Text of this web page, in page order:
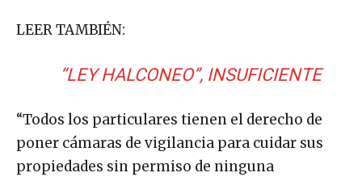
LEER TAMBIÉN:
“LEY HALCONEO”, INSUFICIENTE
“Todos los particulares tienen el derecho de
poner cámaras de vigilancia para cuidar sus
propiedades sin permiso de ninguna